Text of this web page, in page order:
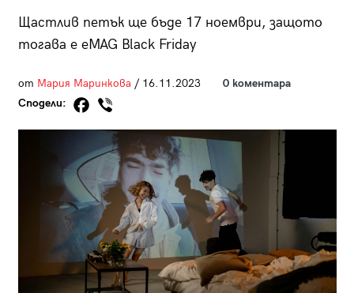
Щастлив петък ще бъде 17 ноември, защото
тогава е eMAG Black Friday
от Мария Маринкова / 16.11.2023
0 коментара
Сподели: